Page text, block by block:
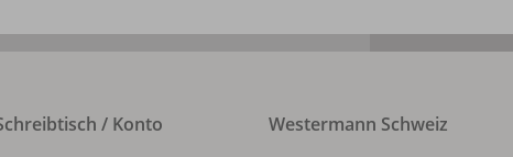
/ Konto Westermann Schweiz